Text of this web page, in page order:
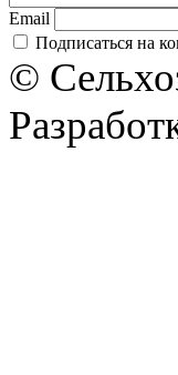
Email
Подписаться на
©